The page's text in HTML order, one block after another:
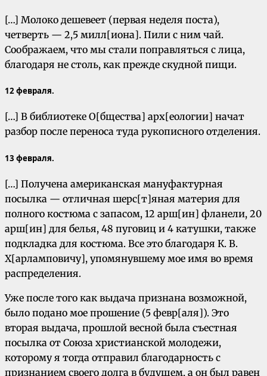
[…] Молоко дешевеет (первая неделя поста),
четверть — 2,5 милл[иона]. Пили с ним чай.
Соображаем, что мы стали поправляться с лица,
благодаря не столь, как прежде скудной пищи.
12 февраля.
[…] В библиотеке О[бщества] арх[еологии] начат
разбор после переноса туда рукописного отделения.
13 февраля.
[…] Получена американская мануфактурная
посылка — отличная шерс[т]яная материя для
полного костюма с запасом, 12 арш[ин] фланели, 20
арш[ин] для белья, 48 пуговиц и 4 катушки, также
подкладка для костюма. Все это благодаря К. В.
Х[арламповичу], упомянувшему мое имя во время
распределения.
Уже после того как выдача признана возможной,
было подано мое прошение (5 февр[аля]). Это
вторая выдача, прошлой весной была съестная
посылка от Союза христианской молодежи,
которому я тогда отправил благодарность с
признанием своего долга в будущем, а он был равен